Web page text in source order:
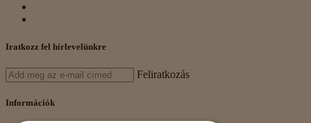
Iratkozz fel hírlevelünkre
Feliratkozás
Információk